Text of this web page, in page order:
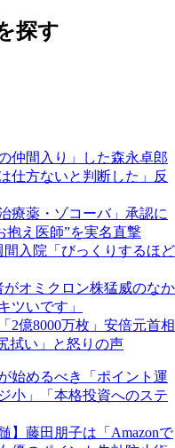
探す
仲間入り」した森永卓郎
仕方ないと判断した」反
療薬・ゾコーバ」承認に
抱え医師”を実名直撃
入院「びっくりするほど
オミクロン株猛威のなか
ツいです」
2億8000万枚」安倍元首相
拭い」と怒りの声
始めるべき「ポイント運
小」「本格投資へのステ
】藤田朋子は「Amazonで